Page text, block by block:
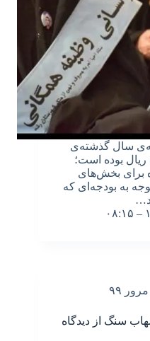
سال گذشته‌ی
۱۱۰ میلیارد ریال بوده است؛
برای بخش‌های
به بودجه‌ای که
مرور ۹۹
سنگ از دیدگاه